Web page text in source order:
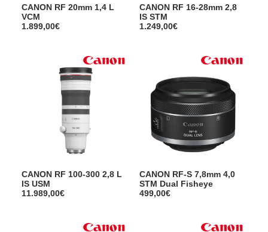
CANON RF 20mm 1,4 L
VCM
1.899,00€
CANON RF 16-28mm 2,8
IS STM
1.249,00€
CANON RF 100-300 2,8 L
IS USM
11.989,00€
CANON RF-S 7,8mm 4,0
STM Dual Fisheye
499,00€